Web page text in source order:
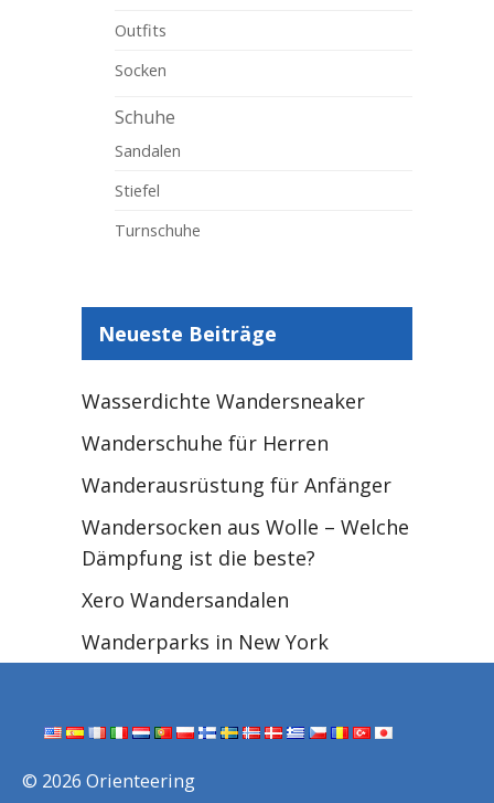
Outfits
Socken
Schuhe
Sandalen
Stiefel
Turnschuhe
Neueste Beiträge
Wasserdichte Wandersneaker
Wanderschuhe für Herren
Wanderausrüstung für Anfänger
Wandersocken aus Wolle – Welche
Dämpfung ist die beste?
Xero Wandersandalen
Wanderparks in New York
© 2026 Orienteering